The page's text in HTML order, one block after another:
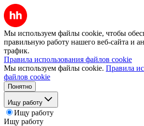
Мы используем файлы cookie, чтобы
правильную работу нашего веб-сайта и
трафик.
Правила использования файлов cookie
Мы используем файлы cookie. Правила
файлов cookie
Понятно
Ищу работу
Ищу работу
Ищу работу